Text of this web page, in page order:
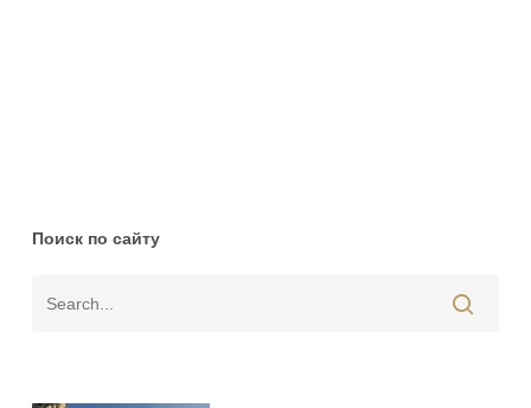
Поиск по сайту